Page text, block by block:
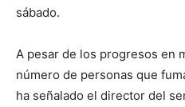
sábado.
A pesar de los progresos en
número de personas que
ha señalado el director del